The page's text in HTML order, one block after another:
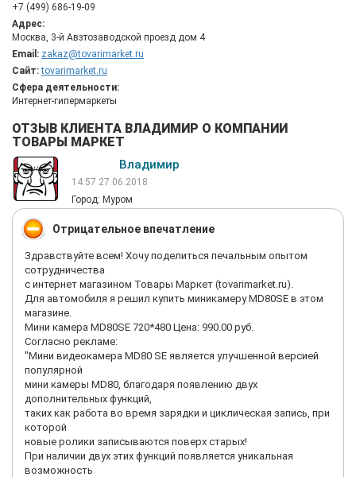
+7 (499) 686-19-09
Адрес:
Москва, 3-й Авзтозаводской проезд дом 4
Email: zakaz@tovarimarket.ru
Сайт: tovarimarket.ru
Сфера деятельности:
Интернет-гипермаркеты
ОТЗЫВ КЛИЕНТА ВЛАДИМИР О КОМПАНИИ
ТОВАРЫ МАРКЕТ
Владимир
14:57 27.06.2018
Город: Муром
Отрицательное впечатление
Здравствуйте всем! Хочу поделиться печальным опытом
сотрудничества
с интернет магазином Товары Маркет (tovarimarket.ru).
Для автомобиля я решил купить миникамеру MD80SE в этом
магазине.
Мини камера MD80SE 720*480 Цена: 990.00 руб.
Согласно рекламе:
"Мини видеокамера MD80 SE является улучшенной версией
популярной
мини камеры MD80, благодаря появлению двух
дополнительных функций,
таких как работа во время зарядки и циклическая запись, при
которой
новые ролики записываются поверх старых!
При наличии двух этих функций появляется уникальная
возможность